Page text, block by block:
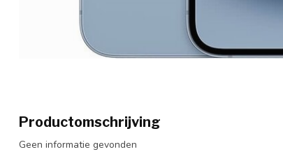
Productomschrijving
Geen informatie gevonden